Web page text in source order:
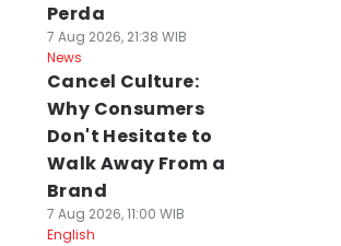
Perda
7 Aug 2026, 21:38 WIB
News
Cancel Culture:
Why Consumers
Don't Hesitate to
Walk Away From a
Brand
7 Aug 2026, 11:00 WIB
English